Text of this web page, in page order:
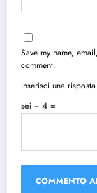
Save my name,
comment.
Inserisci una
sei − 4 =